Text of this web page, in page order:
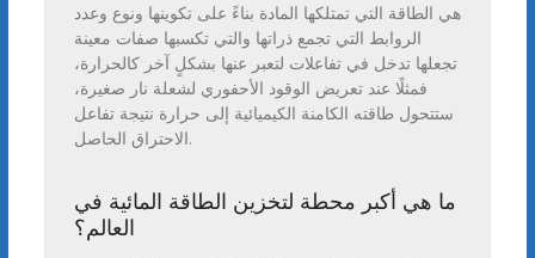
هي الطاقة التي تمتلكها المادة بناءً على تكوينها ونوع وعدد
الروابط التي تجمع ذراتها والتي تكسبها صفات معينة
تجعلها تدخل في تفاعلات لتعبر عنها بشكلٍ آخر كالحرارة،
فمثلًا عند تعريض الوقود الأحفوري لشعلة نار صغيرة،
ستتحول طاقته الكامنة الكيميائية إلى حرارة نتيجة تفاعل
الاحتراق الحاصل.
ما هي أكبر محطة لتخزين الطاقة المائية في
العالم؟